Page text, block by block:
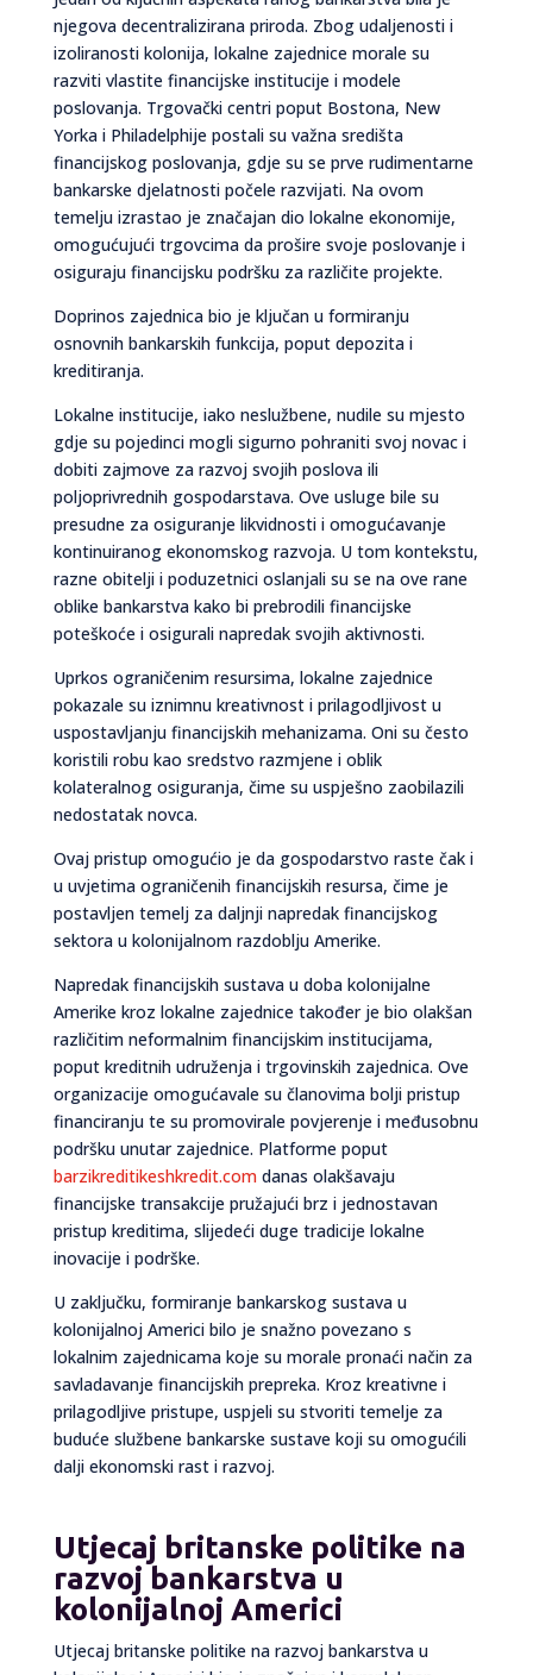
njegova decentralizirana priroda. Zbog udaljenosti i
izoliranosti kolonija, lokalne zajednice morale su
razviti vlastite financijske institucije i modele
poslovanja. Trgovački centri poput Bostona, New
Yorka i Philadelphije postali su važna središta
financijskog poslovanja, gdje su se prve rudimentarne
bankarske djelatnosti počele razvijati. Na ovom
temelju izrastao je značajan dio lokalne ekonomije,
omogućujući trgovcima da prošire svoje poslovanje i
osiguraju financijsku podršku za različite projekte.
Doprinos zajednica bio je ključan u formiranju
osnovnih bankarskih funkcija, poput depozita i
kreditiranja.
Lokalne institucije, iako neslužbene, nudile su mjesto
gdje su pojedinci mogli sigurno pohraniti svoj novac i
dobiti zajmove za razvoj svojih poslova ili
poljoprivrednih gospodarstava. Ove usluge bile su
presudne za osiguranje likvidnosti i omogućavanje
kontinuiranog ekonomskog razvoja. U tom kontekstu,
razne obitelji i poduzetnici oslanjali su se na ove rane
oblike bankarstva kako bi prebrodili financijske
poteškoće i osigurali napredak svojih aktivnosti.
Uprkos ograničenim resursima, lokalne zajednice
pokazale su iznimnu kreativnost i prilagodljivost u
uspostavljanju financijskih mehanizama. Oni su često
koristili robu kao sredstvo razmjene i oblik
kolateralnog osiguranja, čime su uspješno zaobilazili
nedostatak novca.
Ovaj pristup omogućio je da gospodarstvo raste čak i
u uvjetima ograničenih financijskih resursa, čime je
postavljen temelj za daljnji napredak financijskog
sektora u kolonijalnom razdoblju Amerike.
Napredak financijskih sustava u doba kolonijalne
Amerike kroz lokalne zajednice također je bio olakšan
različitim neformalnim financijskim institucijama,
poput kreditnih udruženja i trgovinskih zajednica. Ove
organizacije omogućavale su članovima bolji pristup
financiranju te su promovirale povjerenje i međusobnu
podršku unutar zajednice. Platforme poput
barzikreditikeshkredit.comdanas olakšavaju
financijske transakcije pružajući brz i jednostavan
pristup kreditima, slijedeći duge tradicije lokalne
inovacije i podrške.
U zaključku, formiranje bankarskog sustava u
kolonijalnoj Americi bilo je snažno povezano s
lokalnim zajednicama koje su morale pronaći način za
savladavanje financijskih prepreka. Kroz kreativne i
prilagodljive pristupe, uspjeli su stvoriti temelje za
buduće službene bankarske sustave koji su omogućili
dalji ekonomski rast i razvoj.
Utjecaj britanske politike na
razvoj bankarstva u
kolonijalnoj Americi
Utjecaj britanske politike na razvoj bankarstva u